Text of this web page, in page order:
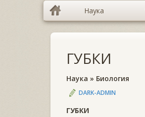
Наука
ГУБКИ
Наука » Биология
DARK-ADMIN
ГУБКИ